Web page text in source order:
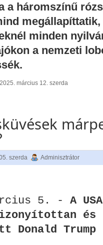
a háromszínű
minden
a nemzeti
március 12. szerda
szerda Adminisztrátor
5. - A
és
Donald